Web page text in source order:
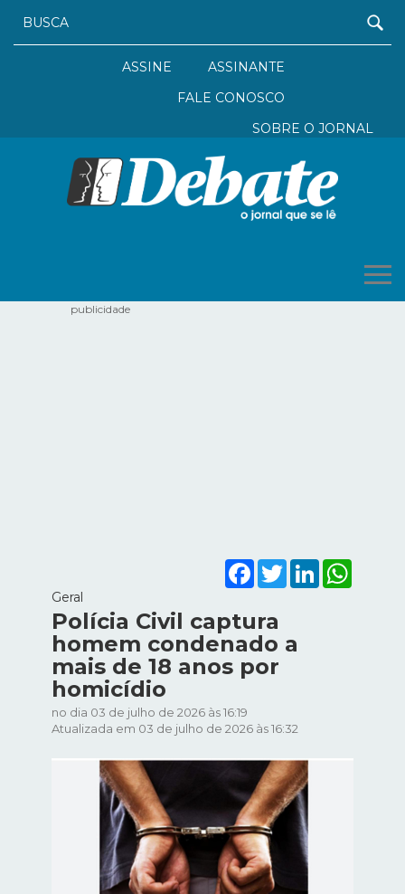
ASSINANTE
ASSINE
FALE CONOSCO
SOBRE O JORNAL
publicidade
FacebookTwitterLinkedIn
Geral
Polícia Civil captura
homem condenado a
mais de 18 anos por
homicídio
no dia 03 de julho de 2026 às 16:19
Atualizada em 03 de julho de 2026 às 16:32